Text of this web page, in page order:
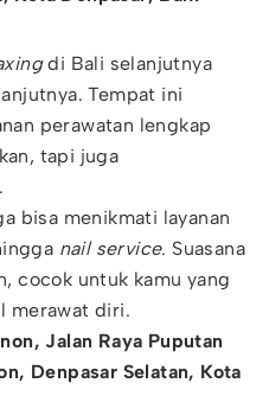
di Bali selanjutnya
Tempat ini
perawatan lengkap
tapi juga
bisa menikmati layanan
nail service. Suasana
cocok untuk kamu yang
merawat diri.
Jalan Raya Puputan
Denpasar Selatan, Kota